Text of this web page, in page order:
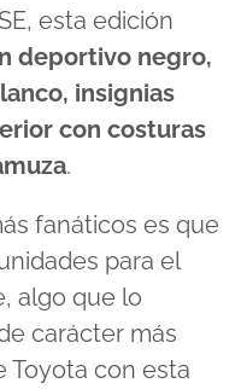
esta edición
deportivo negro,
insignias
con costuras
.
fanáticos es que
para el
algo que lo
carácter más
Toyota con esta